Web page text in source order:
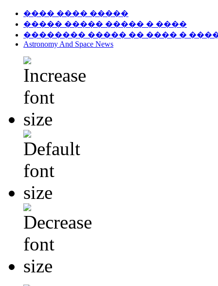
���� ���� �����
����� ����� ����� � ����
�������� ����� �� ���� �
Astronomy And Space News